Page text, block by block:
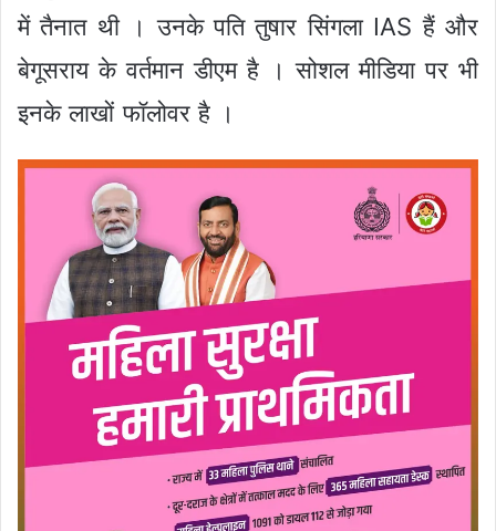
में तैनात थी । उनके पति तुषार सिंगला IAS हैं और
बेगूसराय के वर्तमान डीएम है । सोशल मीडिया पर भी
इनके लाखों फॉलोवर है ।